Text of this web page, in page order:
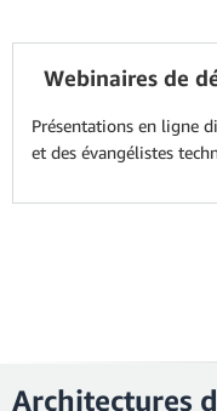
Webinaires de
Présentations en ligne
et des évangélistes
Architectures